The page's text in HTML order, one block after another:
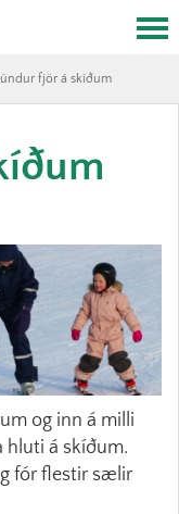
fjör á skíðum
og inn á milli
hluti á skíðum.
fór flestir sælir